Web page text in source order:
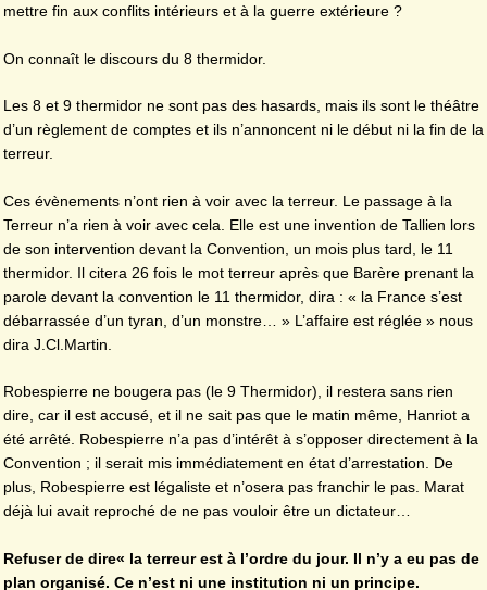
mettre fin aux conflits intérieurs et à la guerre extérieure ?
On connaît le discours du 8 thermidor.
Les 8 et 9 thermidor ne sont pas des hasards, mais ils sont le théâtre
d’un règlement de comptes et ils n’annoncent ni le début ni la fin de la
terreur.
Ces évènements n’ont rien à voir avec la terreur. Le passage à la
Terreur n’a rien à voir avec cela. Elle est une invention de Tallien lors
de son intervention devant la Convention, un mois plus tard, le 11
thermidor. Il citera 26 fois le mot terreur après que Barère prenant la
parole devant la convention le 11 thermidor, dira : « la France s’est
débarrassée d’un tyran, d’un monstre… » L’affaire est réglée » nous
dira J.Cl.Martin.
Robespierre ne bougera pas (le 9 Thermidor), il restera sans rien
dire, car il est accusé, et il ne sait pas que le matin même, Hanriot a
été arrêté. Robespierre n’a pas d’intérêt à s’opposer directement à la
Convention ; il serait mis immédiatement en état d’arrestation. De
plus, Robespierre est légaliste et n’osera pas franchir le pas. Marat
déjà lui avait reproché de ne pas vouloir être un dictateur…
Refuser de dire« la terreur est à l’ordre du jour. Il n’y a eu pas de
plan organisé. Ce n’est ni une institution ni un principe.